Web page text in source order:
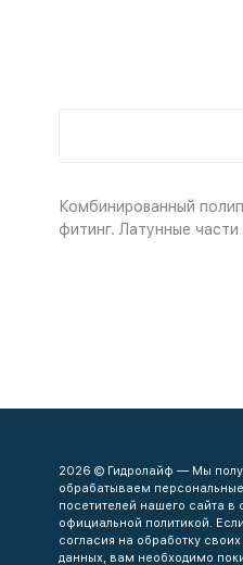
Комбинированный
фитинг. Латунные
2026 © Гидролайф — Мы
обрабатываем
посетителей нашего сайта в
официальной политикой.
согласия на обработку
данных, вам необходимо